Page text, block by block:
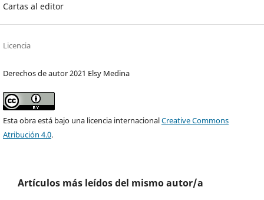
Cartas al editor
Licencia
Derechos de autor 2021 Elsy Medina
Esta obra está bajo una licencia internacionalCreative Commons
Atribución 4.0.
Artículos más leídos del mismo autor/a